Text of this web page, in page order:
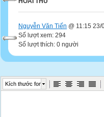
Nguyễn Văn Tiến @ 11:15 23/
Số lượt xem: 294
Số lượt thích: 0 người
Kích thước font